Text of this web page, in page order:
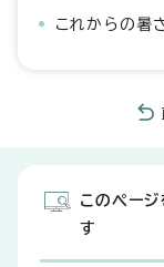
これからの暑
このペー
す